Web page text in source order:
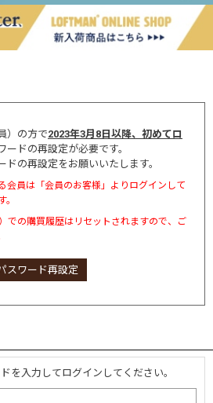
）の方で2023年3月8日以降、初めてロ
ードの再設定が必要です。
の再設定をお願いいたします。
会員は「会員のお客様」よりログインして
での購買履歴はリセットされますので、ご
スワード再設定
を入力してログインしてください。